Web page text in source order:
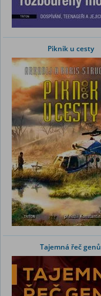
Piknik u cesty
Tajemná řeč genů